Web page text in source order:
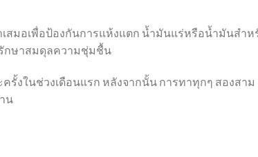
เสมอเพื่อป้องกันการแห้งแตก น้ำมันแร่หรือน้ำมันสำห
กษาสมดุลความชุ่มชื้น
งในช่วงเดือนแรก หลังจากนั้น การทาทุกๆ สองสาม
น